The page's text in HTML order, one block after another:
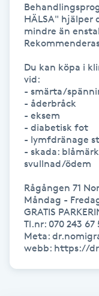
Kostrådgivning
Kroppsinpackning
Kroppspeeling
Käkledsbehandling
Kärlbehandling
Laserbehandling
Lashlift Keratin
HÄLSA"
mindre än
Du kan köpa i
vid:
- smärta/
- åderbråck
- eksem
- diabetisk fot
- lymfdränage
- skada:
svullnad/ödem
Rågången 71
Måndag -
GRATIS
Tl.nr: 070 243 67
Meta:
webb: https://